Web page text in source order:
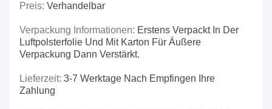
Preis: Verhandelbar
Verpackung Informationen: Erstens Verpackt In Der
Luftpolsterfolie Und Mit Karton Für Äußere
Verpackung Dann Verstärkt.
Lieferzeit: 3-7 Werktage Nach Empfingen Ihre
Zahlung